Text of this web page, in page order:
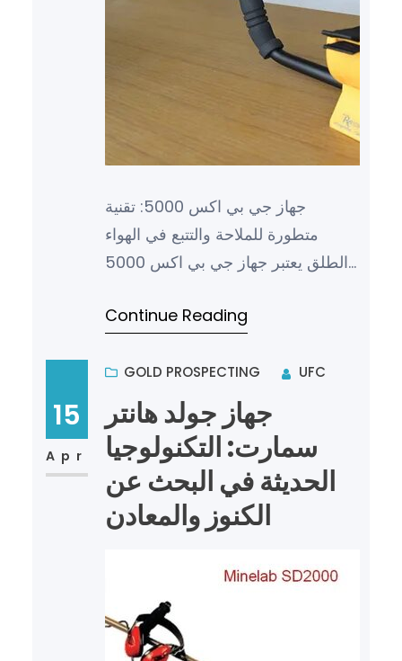
جهاز جي بي اكس 5000: تقنية
متطورة للملاحة والتتبع في الهواء
الطلق يعتبر جهاز جي بي اكس 5000
Continue Reading
15
Apr
GOLD PROSPECTING UFC
جهاز جولد هانتر
سمارت: التكنولوجيا
الحديثة في البحث عن
الكنوز والمعادن